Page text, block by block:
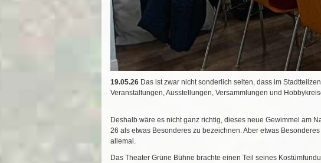
19.05.26 Das ist zwar nicht sonderlich selten, dass im
Veranstaltungen, Ausstellungen, Versammlungen und
Deshalb wäre es nicht ganz richtig, dieses neue Gewimmel am
26 als etwas Besonderes zu bezeichnen. Aber etwas
allemal.
Das Theater Grüne Bühne brachte einen Teil seines